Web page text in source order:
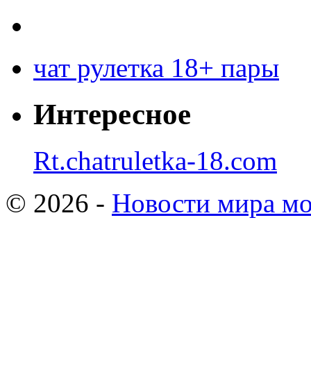
чат рулетка 18+ пары
Интересное
Rt.chatruletka-18.com
© 2026 - Новости мира